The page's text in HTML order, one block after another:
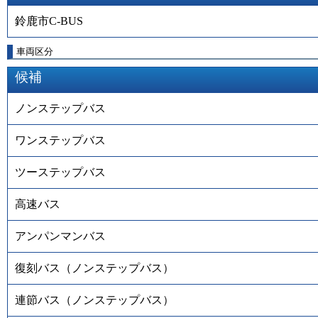
鈴鹿市C-BUS
車両区分
候補
ノンステップバス
ワンステップバス
ツーステップバス
高速バス
アンパンマンバス
復刻バス（ノンステップバス）
連節バス（ノンステップバス）